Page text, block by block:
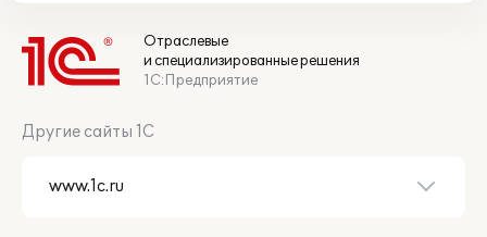
Отраслевые
и специализированные решения
1С:Предприятие
Другие сайты 1С